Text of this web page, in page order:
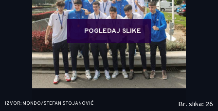
POGLEDAJ SLIKE
IZVOR: MONDO/STEFAN STOJANOVIĆ Br. slika: 26